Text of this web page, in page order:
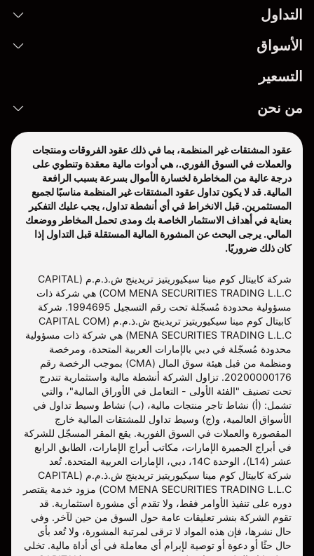
التداول
الأسواق
التسعير
من نحن
عقود المشتقات غير المنظمة، بما في ذلك عقود الفروقات ومنتجات
والعملات في السوق الفوري.، هي أدوات مالية معقدة وتنطوي على
درجة عالية من المخاطرة لخسارة الأموال بسرعة بسبب الرافعة
المالية. قد لا يكون تداول عقود المشتقات غير المنظمة مناسبًا لجميع
المستثمرين. قبل الانخراط في أي أنشطة تداول، يجب عليك التفكير
بعناية في أهداف الاستثمار الخاصة بك ومدى تحمل المخاطر ووضعك
المالي. يرجى البحث عن المشورة المالية المستقلة قبل التداول إذا
كان ذلك ضروريًا.
شركة كابيتال كوم مينا سيكيوريتيز تريدينج ش.ذ.م.م (CAPITAL
COM MENA SECURITIES TRADING L.L.C) هي شركة ذات
مسؤولية محدودة مُسجّلة تحت رقم التسجيل 1994695. شركة
كابيتال كوم مينا سيكيوريتيز تريدينج ش.ذ.م.م (CAPITAL COM
MENA SECURITIES TRADING L.L.C) هي شركة ذات مسؤولية
محدودة مُسجّلة في دبي بالإمارات العربية المتحدة، ومرخصة
ومنظمة من قبل هيئة سوق المال (CMA) بموجب الرخصة رقم
20200000176. تزاول الشركة أنشطة مالية واستثمارية تندرج
تحت تصنيف "الفئة الأولى - التعامل في الأوراق المالية"، والتي
تشمل: (أ) نشاط تاجر منتجات مالية، (ب) نشاط وسيط تداول في
الأسواق العالمية، و(ج) وسيط تداول للمشتقات المالية خارج
المقصورة والعملات في السوق الفورية. يقع المقر المسجّل للشركة
في أبراج الجميرة الإمارات، مكاتب أبراج الإمارات، الطابق الرابع
عشر (L14)، الوحدة 14C، دبي، الإمارات العربية المتحدة. تُعد
شركة كابيتال كوم مينا سيكيوريتيز تريدينج ش.ذ.م.م (CAPITAL
COM MENA SECURITIES TRADING L.L.C) مزود خدمة يقتصر
دوره على تنفيذ الأوامر فقط، ولا تقدم أي مشورة استثمارية. قد
تقوم الشركة بنشر تعليقات عامة حول السوق من حين لآخر. وفي
حال نشرها، فإن هذه المواد لا ترقى لمرتبة المشورة، ولا تُعد بأي
حال حثًا أو دعوة أو توصية لإبرام أي معاملة في أي أداة مالية. تخلي